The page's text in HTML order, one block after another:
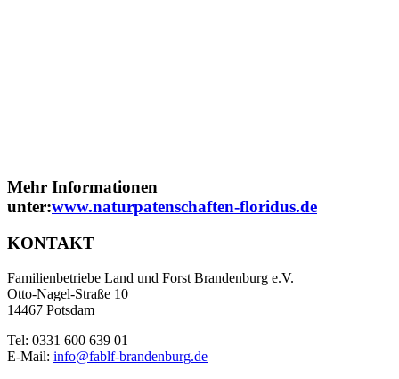
Mehr Informationen
unter:www.naturpatenschaften-floridus.de
KONTAKT
Familienbetriebe Land und Forst Brandenburg e.V.
Otto-Nagel-Straße 10
14467 Potsdam
Tel: 0331 600 639 01
E-Mail: info@fablf-brandenburg.de